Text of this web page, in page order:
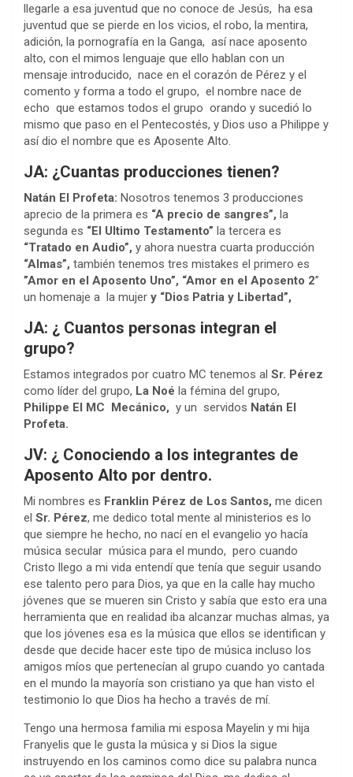
llegarle a esa juventud que no conoce de Jesús, ha esa
juventud que se pierde en los vicios, el robo, la mentira,
adición, la pornografía en la Ganga, así nace aposento
alto, con el mimos lenguaje que ello hablan con un
mensaje introducido, nace en el corazón de Pérez y el
comento y forma a todo el grupo, el nombre nace de
echo que estamos todos el grupo orando y sucedió lo
mismo que paso en el Pentecostés, y Dios uso a Philippe y
así dio el nombre que es Aposente Alto.
JA: ¿Cuantas producciones tienen?
Natán El Profeta: Nosotros tenemos 3 producciones
aprecio de la primera es “A precio de sangres”, la
segunda es “El Ultimo Testamento” la tercera es
“Tratado en Audio”, y ahora nuestra cuarta producción
“Almas”, también tenemos tres mistakes el primero es
”Amor en el Aposento Uno”, “Amor en el Aposento 2”
un homenaje a la mujer y “Dios Patria y Libertad”,
JA: ¿ Cuantos personas integran el
grupo?
Estamos integrados por cuatro MC tenemos al Sr. Pérez
como líder del grupo, La Noé la fémina del grupo,
Philippe El MC Mecánico, y un servidos Natán El
Profeta.
JV: ¿ Conociendo a los integrantes de
Aposento Alto por dentro.
Mi nombres es Franklin Pérez de Los Santos, me dicen
el Sr. Pérez, me dedico total mente al ministerios es lo
que siempre he hecho, no nací en el evangelio yo hacía
música secular música para el mundo, pero cuando
Cristo llego a mi vida entendí que tenía que seguir usando
ese talento pero para Dios, ya que en la calle hay mucho
jóvenes que se mueren sin Cristo y sabía que esto era una
herramienta que en realidad iba alcanzar muchas almas, ya
que los jóvenes esa es la música que ellos se identifican y
desde que decide hacer este tipo de música incluso los
amigos míos que pertenecían al grupo cuando yo cantada
en el mundo la mayoría son cristiano ya que han visto el
testimonio lo que Dios ha hecho a través de mí.
Tengo una hermosa familia mi esposa Mayelin y mi hija
Franyelis que le gusta la música y si Dios la sigue
instruyendo en los caminos como dice su palabra nunca